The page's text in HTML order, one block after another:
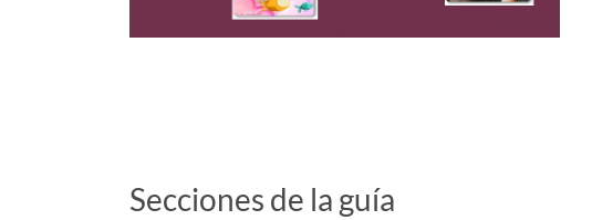
Secciones de la guía